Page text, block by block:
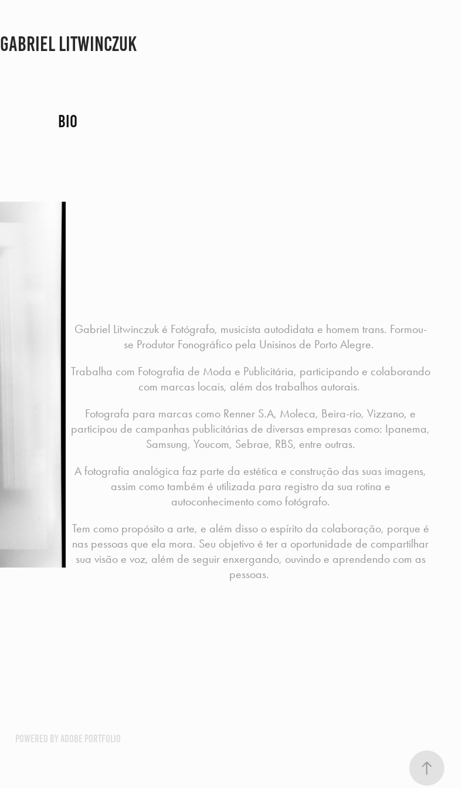
GABRIEL LITWINCZUK
BIO
Gabriel Litwinczuk é Fotógrafo, musicista autodidata e homem trans. Formou-
se Produtor Fonográfico pela Unisinos de Porto Alegre.
Trabalha com Fotografia de Moda e Publicitária, participando e colaborando
com marcas locais, além dos trabalhos autorais.
Fotografa para marcas como Renner S.A, Moleca, Beira-rio, Vizzano, e
participou de campanhas publicitárias de diversas empresas como: Ipanema,
Samsung, Youcom, Sebrae, RBS, entre outras.
A fotografia analógica faz parte da estética e construção das suas imagens,
assim como também é utilizada para registro da sua rotina e
autoconhecimento como fotógrafo.
Tem como propósito a arte, e além disso o espírito da colaboração, porque é
nas pessoas que ela mora. Seu objetivo é ter a oportunidade de compartilhar
sua visão e voz, além de seguir enxergando, ouvindo e aprendendo com as
pessoas.
Powered by Adobe Portfolio